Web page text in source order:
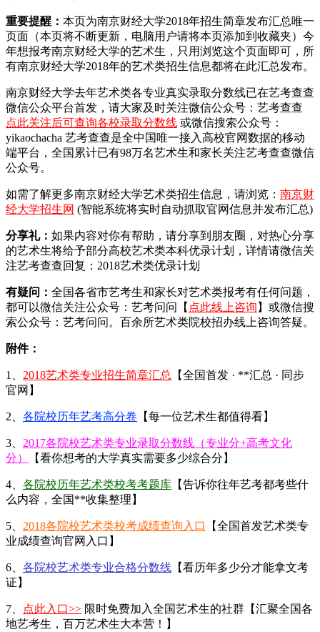
重要提醒： 本页为南京财经大学2018年招生简章发布汇总唯一
页面（本页将不断更新，电脑用户请将本页添加到收藏夹）今
年想报考南京财经大学的艺术生，只用浏览这个页面即可，所
有南京财经大学2018年的艺术类招生信息都将在此汇总发布。
南京财经大学去年艺术类各专业真实录取分数线已在艺考查查
微信公众平台首发， 请大家及时关注微信公众号：艺考查查
点此关注后可查询各校录取分数线 或微信搜索公众号：
yikaochacha 艺考查查是全中国唯一接入高校官网数据的移动
端平台，全国累计已有98万名艺术生和家长关注艺考查查微信
公众号。
如需了解更多南京财经大学艺术类招生信息，请浏览： 南京财
经大学招生网 (智能系统将实时自动抓取官网信息并发布汇总)
分享礼： 如果内容对你有帮助，请分享到朋友圈，对热心分享
的艺术生将给予部分高校艺术类本科优录计划，详情请微信关
注艺考查查回复：2018艺术类优录计划
有疑问： 全国各省市艺考生和家长对艺术类报考有任何问题，
都可以微信关注公众号：艺考问问【 点此线上咨询 】或微信搜
索公众号：艺考问问。百余所艺术类院校招办线上咨询答疑。
附件：
1、 2018艺术类专业招生简章汇总
【全国首发 · **汇总 · 同步
官网】
2、 各院校历年艺考高分卷 【每一位艺术生都值得看】
3、 2017各院校艺术类专业录取分数线（专业分+高考文化
分）
【看你想考的大学真实需要多少综合分】
4、 各院校历年艺术类校考考题库 【告诉你往年艺考都考些什
么内容，全国**收集整理】
5、 2018各院校艺术类校考成绩查询入口
【全国首发艺术类专
业成绩查询官网入口】
6、 各院校艺术类专业合格分数线 【看历年多少分才能拿文考
证】
7、 点此入口>> 限时免费加入全国艺术生的社群【汇聚全国各
地艺考生，百万艺术生大本营！】